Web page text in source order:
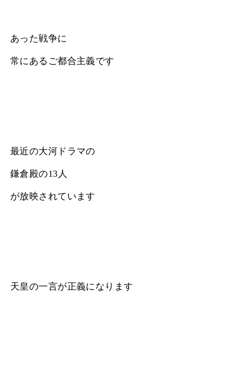
あった戦争に
常にあるご都合主義です
最近の大河ドラマの
鎌倉殿の13人
が放映されています
天皇の一言が正義になります